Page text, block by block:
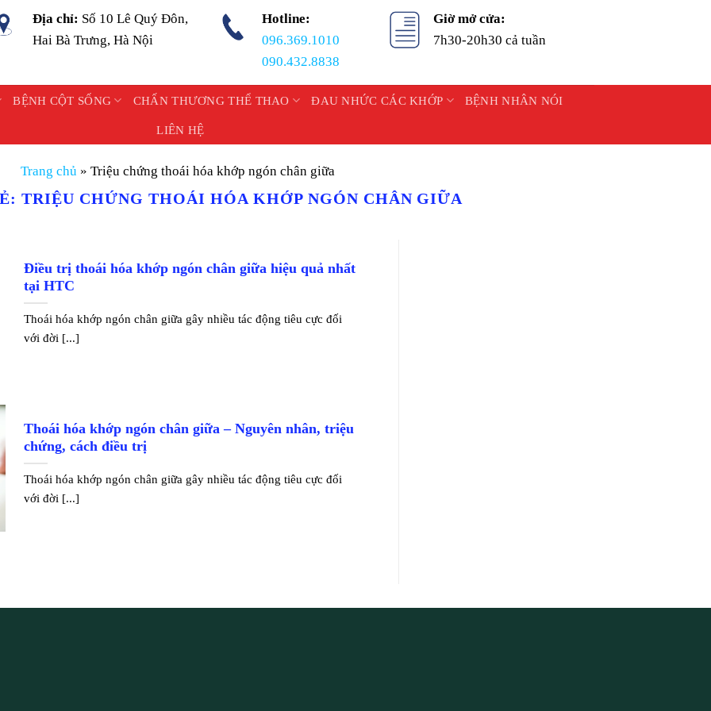
Địa chỉ: Số 10 Lê Quý Đôn,
Hai Bà Trưng, Hà Nội
Hotline:
096.369.1010
090.432.8838
Giờ mở cửa:
7h30-20h30 cả tuần
BỆNH CỘT SỐNG CHẤN THƯƠNG THỂ THAO ĐAU NHỨC CÁC KHỚP BỆNH NHÂN NÓI
LIÊN HỆ
Trang chủ » Triệu chứng thoái hóa khớp ngón chân giữa
TRIỆU CHỨNG THOÁI HÓA KHỚP NGÓN CHÂN GIỮA
Điều trị thoái hóa khớp ngón chân giữa hiệu quả nhất
tại HTC
Thoái hóa khớp ngón chân giữa gây nhiều tác động tiêu cực đối
với đời [...]
Thoái hóa khớp ngón chân giữa – Nguyên nhân, triệu
chứng, cách điều trị
Thoái hóa khớp ngón chân giữa gây nhiều tác động tiêu cực đối
với đời [...]